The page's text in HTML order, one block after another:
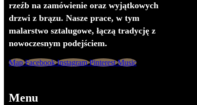
rzeźb na zamówienie oraz wyjątkowych
drzwi z brązu. Nasze prace, w tym
malarstwo sztalugowe, łączą tradycję z
nowoczesnym podejściem.
Map Facebook Instagram Pinterest Music
Menu